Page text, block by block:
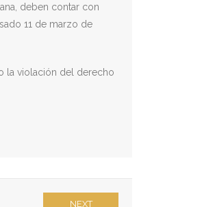
deben contar con
11 de marzo de
la violación del derecho
NEXT